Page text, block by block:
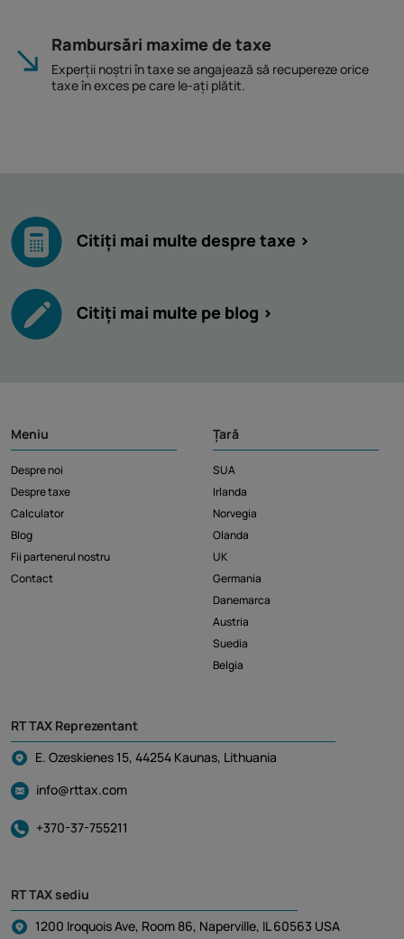
Rambursări maxime de taxe
Experții noștri în taxe se angajează să recupereze orice
taxe în exces pe care le-ați plătit.
Citiți mai multe despre taxe >
Citiți mai multe pe blog >
Meniu
Despre noi
Despre taxe
Calculator
Blog
Fii partenerul nostru
Contact
Țară
SUA
Irlanda
Norvegia
Olanda
UK
Germania
Danemarca
Austria
Suedia
Belgia
RT TAX Reprezentant
E. Ozeskienes 15, 44254 Kaunas, Lithuania
info@rttax.com
+370-37-755211
RT TAX sediu
1200 Iroquois Ave, Room 86, Naperville, IL 60563 USA